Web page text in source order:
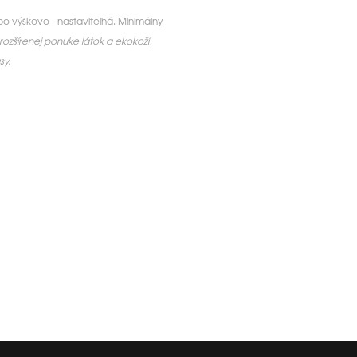
výškovo - nastaviteľná. Minimálny
ponuke látok a ekokoží,